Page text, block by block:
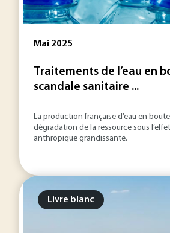
Mai 2025
Traitements de l’eau en
scandale sanitaire ...
La production française d’eau en
dégradation de la ressource sous
anthropique grandissante.
Livre blanc